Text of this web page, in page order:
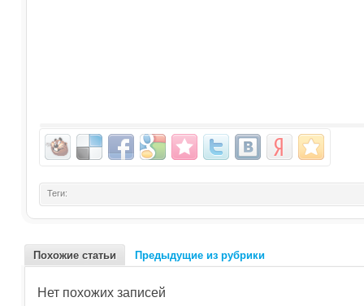
Теги:
Похожие статьи Предыдущие из рубрики
Нет похожих записей